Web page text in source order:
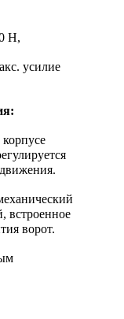
Н,
усилие
встроенное
ворот.